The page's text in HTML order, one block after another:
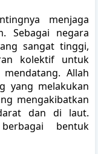
menjaga
Sebagai negara
sangat tinggi,
kolektif untuk
Allah
yang melakukan
mengakibatkan
dan di laut.
bentuk